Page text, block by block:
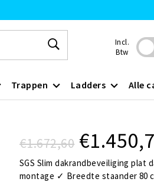
Incl.
Btw
Trappen Ladders Alle
€1.672,60
SGS Slim dakrandbeveiliging
montage ✓ Breedte staander 80